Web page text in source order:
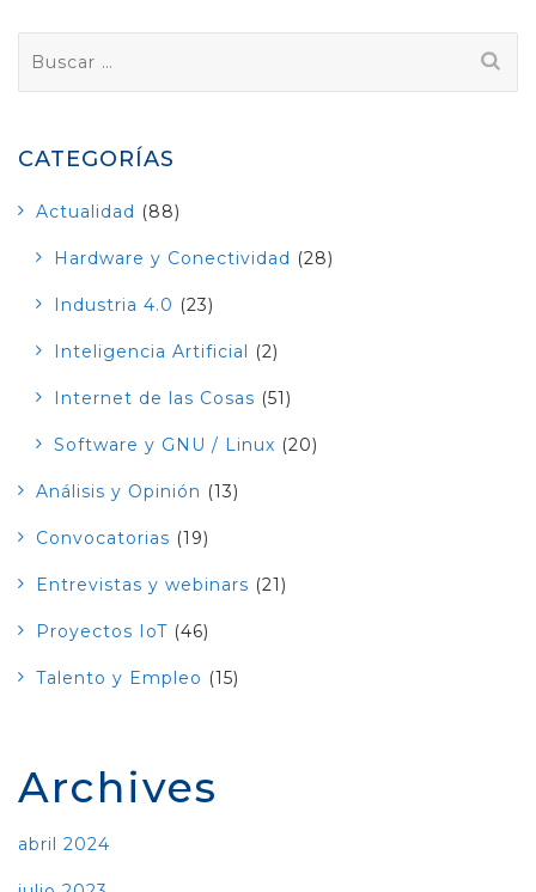
CATEGORÍAS
Actualidad (88)
Hardware y Conectividad (28)
Industria 4.0 (23)
Inteligencia Artificial (2)
Internet de las Cosas (51)
Software y GNU / Linux (20)
Análisis y Opinión (13)
Convocatorias (19)
Entrevistas y webinars (21)
Proyectos IoT (46)
Talento y Empleo (15)
Archives
abril 2024